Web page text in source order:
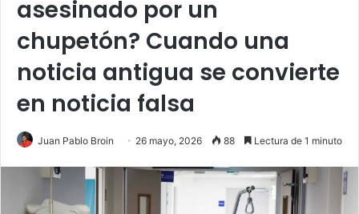
asesinado por un
chupetón? Cuando una
noticia antigua se convierte
en noticia falsa
Juan Pablo Broin 26 mayo, 2026 88 Lectura de 1 minuto